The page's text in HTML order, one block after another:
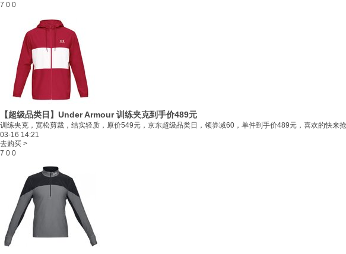
7 0 0
【超级品类日】Under Armour 训练夹克到手价489元
训练夹克，宽松剪裁，结实轻质，原价549元，京东超级品类日，领券减60，单件到手价489元，喜欢的快来
03-16 14:21
去购买 >
7 0 0